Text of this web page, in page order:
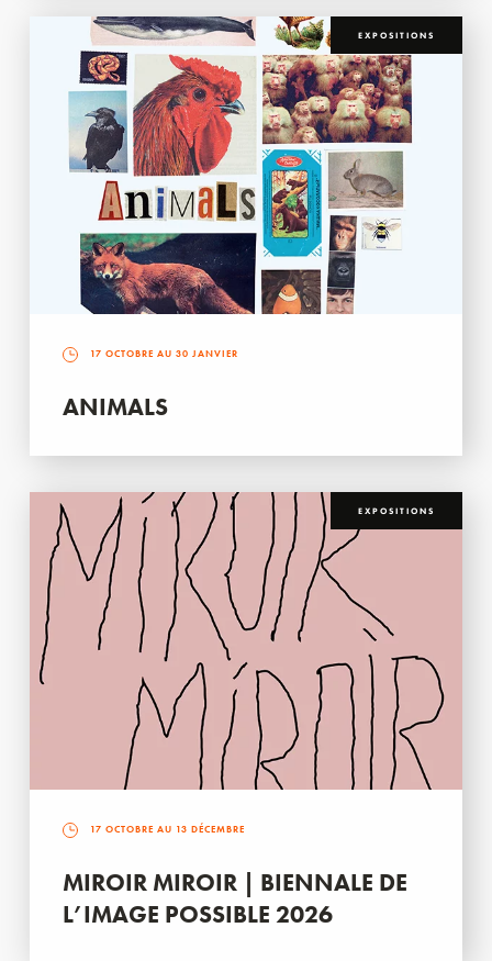
EXPOSITIONS
17 OCTOBRE AU 30 JANVIER
ANIMALS
EXPOSITIONS
17 OCTOBRE AU 13 DÉCEMBRE
MIROIR MIROIR | BIENNALE DE
L’IMAGE POSSIBLE 2026